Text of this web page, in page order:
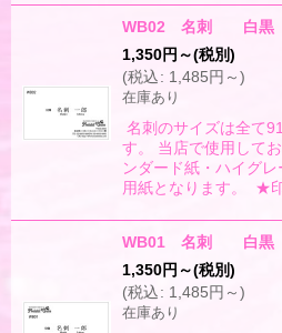
WB02 名刺 白黒（
1,350円 ～(税別)
(税込: 1,485円 ～)
在庫あり
名刺のサイズは全て
す。 当店で使用して
ンダード紙・ハイグ
用紙となります。 ★
WB01 名刺 白黒（
1,350円 ～(税別)
(税込: 1,485円 ～)
在庫あり